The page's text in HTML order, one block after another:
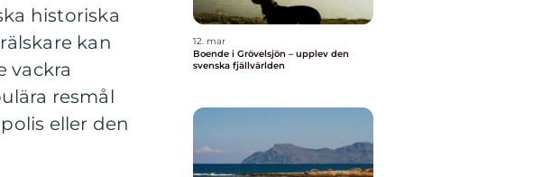
historiska
kan
vackra
resmål
eller den
12. mar
Boende i Grövelsjön – upplev den
svenska fjällvärlden